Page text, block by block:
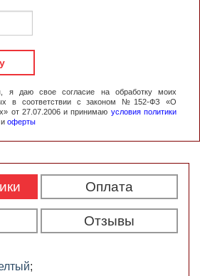
я даю свое согласие на обработку моих
в соответствии с законом №152-ФЗ «О
от 27.07.2006 и принимаю условия политики
и оферты
Оплата
Отзывы
;